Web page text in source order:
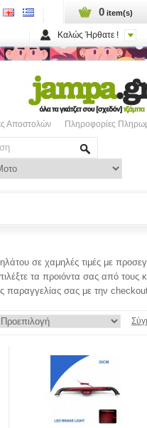
0 item(s)
Καλώς Ήρθατε !
Αποστολών Πληροφορίες
σε χαμηλές τιμές με
τα προιόντα σας από τους
παραγγελίας σας με την